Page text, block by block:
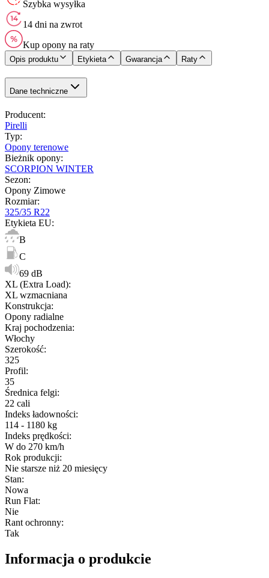
Szybka wysyłka
14 dni na zwrot
Kup opony na raty
Opis produktu Etykieta Gwarancja Raty
Dane techniczne
Producent:
Pirelli
Typ:
Opony terenowe
Bieżnik opony:
SCORPION WINTER
Sezon:
Opony Zimowe
Rozmiar:
325/35 R22
Etykieta EU:
B
C
69 dB
XL (Extra Load):
XL wzmacniana
Konstrukcja:
Opony radialne
Kraj pochodzenia:
Włochy
Szerokość:
325
Profil:
35
Średnica felgi:
22 cali
Indeks ładowności:
114 - 1180 kg
Indeks prędkości:
W do 270 km/h
Rok produkcji:
Nie starsze niż 20 miesięcy
Stan:
Nowa
Run Flat:
Nie
Rant ochronny:
Tak
Informacja o produkcie